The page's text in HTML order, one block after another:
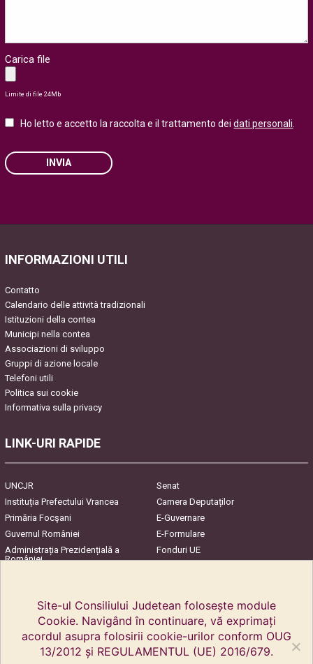
Carica file
Limite di file 24Mb
Ho letto e accetto la raccolta e il trattamento deidati personali.
INVIA
empty.
INFORMAZIONI UTILI
Contatto
Calendario delle attività tradizionali
Istituzioni della contea
Municipi nella contea
Associazioni di sviluppo
Gruppi di azione locale
Telefoni utili
Politica sui cookie
Informativa sulla privacy
LINK-URI RAPIDE
UNCJR
Senat
Instituția Prefectului Vrancea
Camera Deputaților
Primăria Focşani
E-Guvernare
Guvernul României
E-Formulare
Administrația Prezidențială a
României
Fonduri UE
Site-ul Consiliului Judetean folosește module
Cookie. Navigând în continuare, vă exprimați
acordul asupra folosirii cookie-urilor conform OUG
13/2012 și REGULAMENTUL (UE) 2016/679.